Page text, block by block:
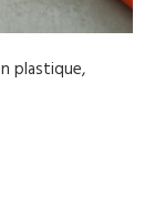
plastique,